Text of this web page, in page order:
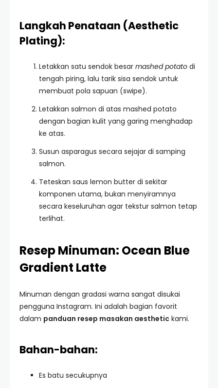
Langkah Penataan (Aesthetic
Plating):
Letakkan satu sendok besar mashed potato di
tengah piring, lalu tarik sisa sendok untuk
membuat pola sapuan (swipe).
Letakkan salmon di atas mashed potato
dengan bagian kulit yang garing menghadap
ke atas.
Susun asparagus secara sejajar di samping
salmon.
Teteskan saus lemon butter di sekitar
komponen utama, bukan menyiramnya
secara keseluruhan agar tekstur salmon tetap
terlihat.
Resep Minuman: Ocean Blue
Gradient Latte
Minuman dengan gradasi warna sangat disukai
pengguna Instagram. Ini adalah bagian favorit
dalam panduan resep masakan aesthetic kami.
Bahan-bahan:
Es batu secukupnya